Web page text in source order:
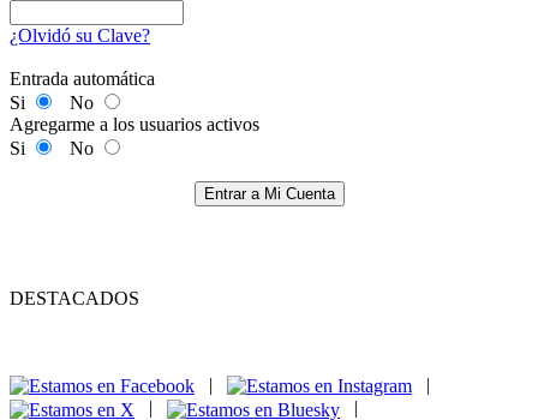
¿Olvidó su Clave?
Entrada automática
Si
No
Agregarme a los usuarios activos
Si
No
Entrar a Mi Cuenta
DESTACADOS
|
|
|
|